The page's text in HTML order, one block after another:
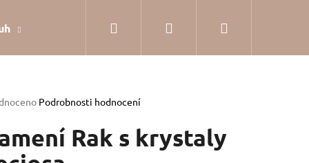
Dárkové balení Hodnocení obchodu
Přihlášení
Podrobnosti hodnocení
Rak s krystaly